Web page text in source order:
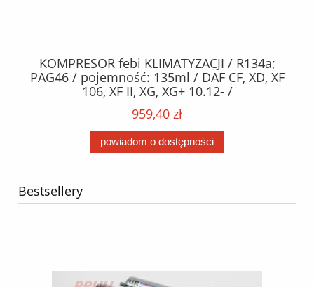
KOMPRESOR febi KLIMATYZACJI / R134a;
PAG46 / pojemność: 135ml / DAF CF, XD, XF
106, XF II, XG, XG+ 10.12- /
959,40 zł
powiadom o dostępności
Bestsellery